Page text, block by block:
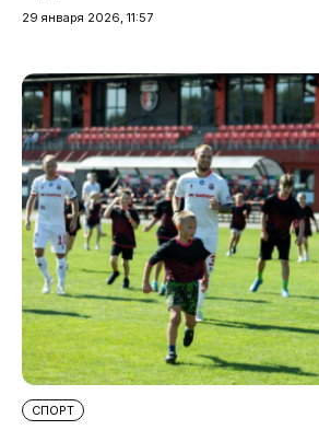
29 января 2026, 11:57
СПОРТ